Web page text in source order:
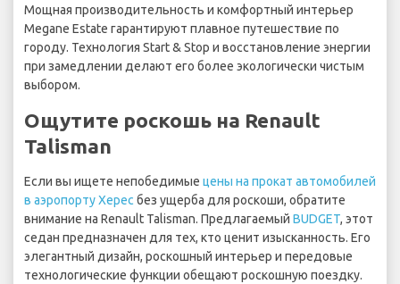
Мощная производительность и комфортный интерьер
Megane Estate гарантируют плавное путешествие по
городу. Технология Start & Stop и восстановление энергии
при замедлении делают его более экологически чистым
выбором.
Ощутите роскошь на Renault
Talisman
Если вы ищете непобедимые цены на прокат автомобилей
в аэропорту Херес без ущерба для роскоши, обратите
внимание на Renault Talisman. Предлагаемый BUDGET, этот
седан предназначен для тех, кто ценит изысканность. Его
элегантный дизайн, роскошный интерьер и передовые
технологические функции обещают роскошную поездку.